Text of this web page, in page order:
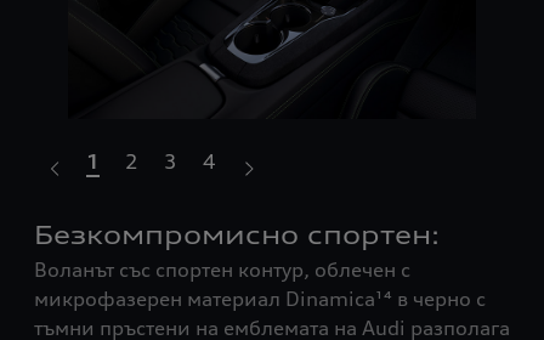
Безкомпромисно спортен:
Воланът със спортен контур, облечен с
микрофазерен материал Dinamica¹⁴ в черно с
тъмни пръстени на емблемата на Audi разполага
1 2 3 4